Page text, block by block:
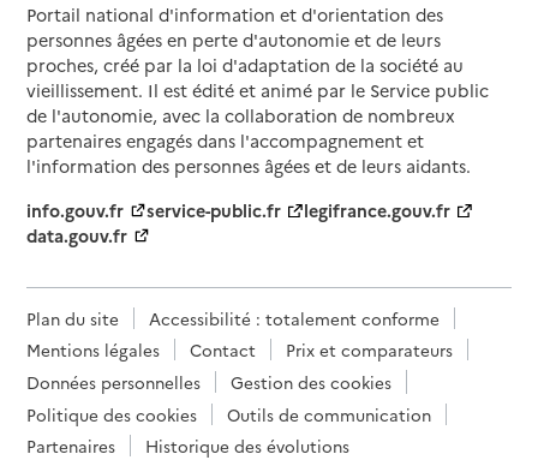
Portail national d'information et d'orientation des
personnes âgées en perte d'autonomie et de leurs
proches, créé par la loi d'adaptation de la société au
vieillissement. Il est édité et animé par le Service public
de l'autonomie, avec la collaboration de nombreux
partenaires engagés dans l'accompagnement et
l'information des personnes âgées et de leurs aidants.
info.gouv.fr
service-public.fr
legifrance.gouv.fr
data.gouv.fr
Plan du site
Accessibilité : totalement conforme
Mentions légales
Contact
Prix et comparateurs
Données personnelles
Gestion des cookies
Politique des cookies
Outils de communication
Partenaires
Historique des évolutions